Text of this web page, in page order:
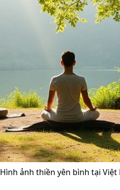
Hình ảnh thiền yên bình tại Việt